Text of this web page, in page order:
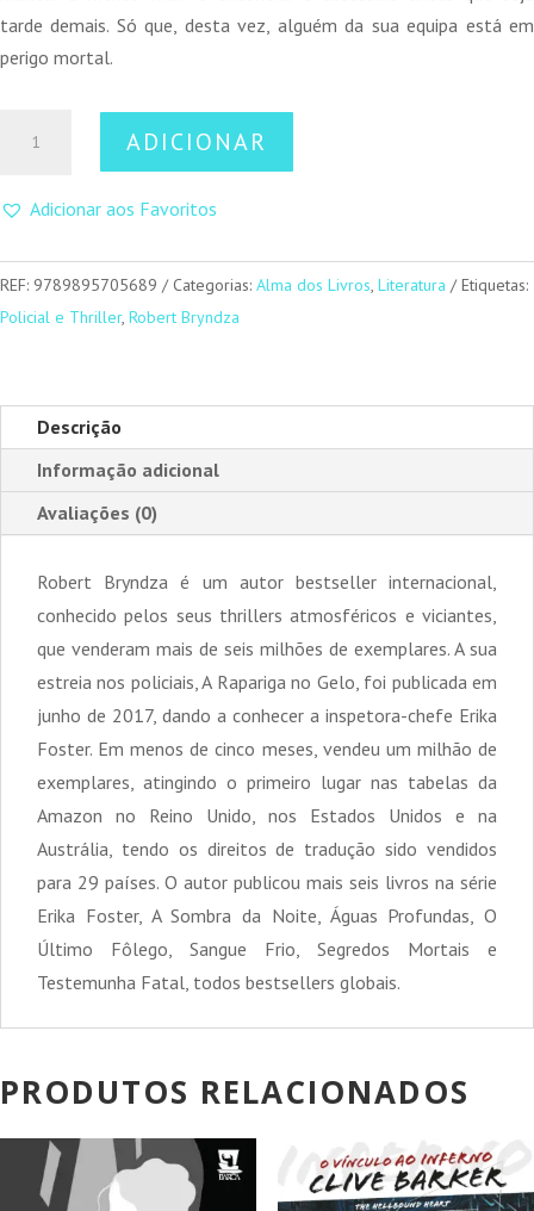
tarde demais. Só que, desta vez, alguém da sua equipa está em
perigo mortal.
Mortais
ADICIONAR
Adicionar aos Favoritos
REF: 9789895705689 Categorias: Alma dos Livros Literatura
Etiquetas:
Policial e Thriller, Robert Bryndza
Descrição
Informação adicional
Avaliações (0)
Robert Bryndza é um autor bestseller internacional,
conhecido pelos seus thrillers atmosféricos e viciantes,
que venderam mais de seis milhões de exemplares. A sua
estreia nos policiais, A Rapariga no Gelo, foi publicada em
junho de 2017, dando a conhecer a inspetora-chefe Erika
Foster. Em menos de cinco meses, vendeu um milhão de
exemplares, atingindo o primeiro lugar nas tabelas da
Amazon no Reino Unido, nos Estados Unidos e na
Austrália, tendo os direitos de tradução sido vendidos
para 29 países. O autor publicou mais seis livros na série
Erika Foster, A Sombra da Noite, Águas Profundas, O
Último Fôlego, Sangue Frio, Segredos Mortais e
Testemunha Fatal, todos bestsellers globais.
PRODUTOS RELACIONADOS
PROMOÇÃO! PROMOÇÃO!